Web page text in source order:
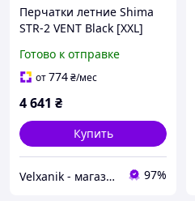
Перчатки летние Shima
STR-2 VENT Black [XXL]
Готово к отправке
от774₴/мес
4 641 ₴
Купить
Velxanik - магазин мототехники, велотоваров, с/х техники, аксессуаров и запчастей 97%